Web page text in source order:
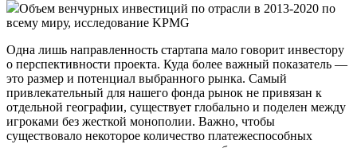
Объем венчурных инвестиций по отрасли в 2013-2020 по
всему миру, исследование KPMG
Одна лишь направленность стартапа мало говорит инвестору
о перспективности проекта. Куда более важный показатель —
это размер и потенциал выбранного рынка. Самый
привлекательный для нашего фонда рынок не привязан к
отдельной географии, существует глобально и поделен между
игроками без жесткой монополии. Важно, чтобы
существовало некоторое количество платежеспособных